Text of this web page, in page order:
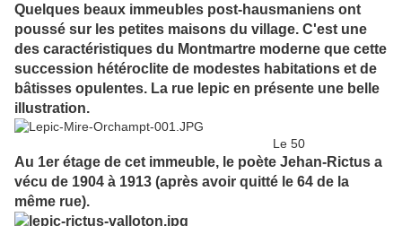
Quelques beaux immeubles post-hausmaniens ont
poussé sur les petites maisons du village. C'est une
des caractéristiques du Montmartre moderne que cette
succession hétéroclite de modestes habitations et de
bâtisses opulentes. La rue lepic en présente une belle
illustration.
Le 50
Au 1er étage de cet immeuble, le poète Jehan-Rictus a
vécu de 1904 à 1913 (après avoir quitté le 64 de la
même rue).